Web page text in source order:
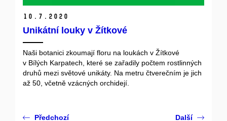
10. 7. 2020
Unikátní louky v Žítkové
Naši botanici zkoumají floru na loukách v Žítkové
v Bílých Karpatech, které se zařadily počtem rostlinných
druhů mezi světové unikáty. Na metru čtverečním je jich
až 50, včetně vzácných orchidejí.
Předchozí Další